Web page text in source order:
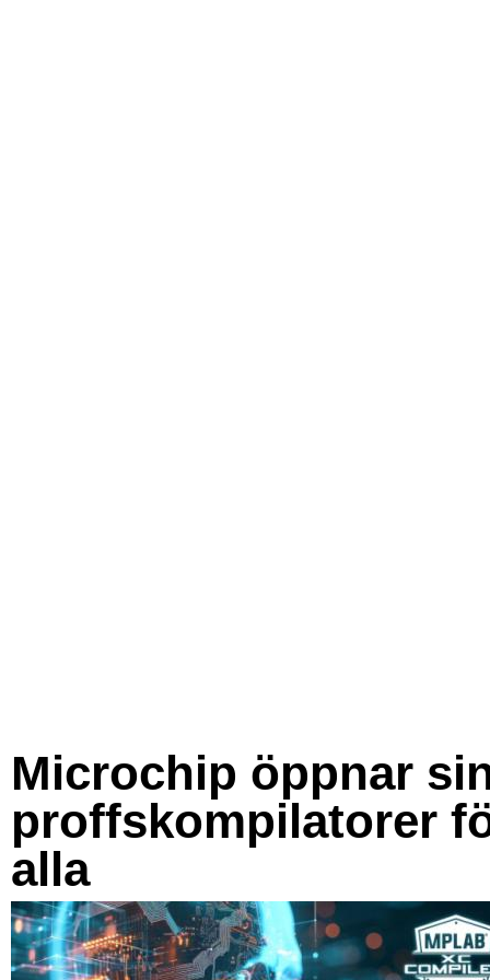
Microchip öppnar
proffskompilatorer
alla